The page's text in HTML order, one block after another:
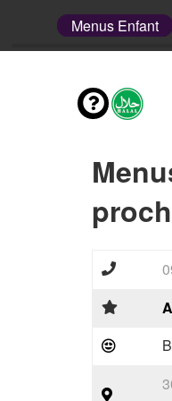
Menus Enfant